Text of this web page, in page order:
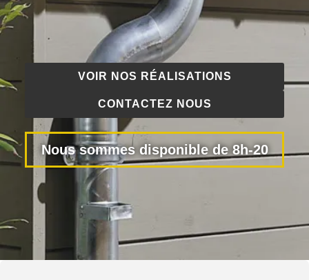
VOIR NOS RÉALISATIONS
CONTACTEZ NOUS
Nous sommes disponible de 8h-20